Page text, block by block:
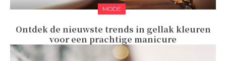
MODE
Ontdek de nieuwste trends in gellak kleuren
voor een prachtige manicure